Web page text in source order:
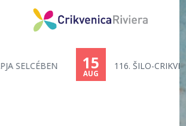
15
AUG
116. ŠILO-CRIKVENICA - ÚSZÓMAR...
here